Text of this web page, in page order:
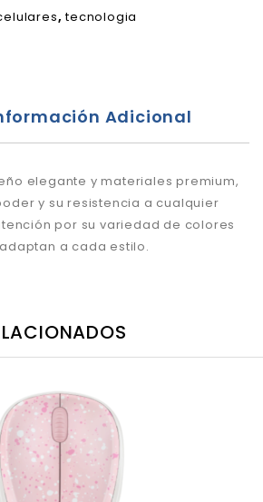
,tecnologia
Adicional
elegante y materiales premium,
y su resistencia a cualquier
por su variedad de colores
a cada estilo.